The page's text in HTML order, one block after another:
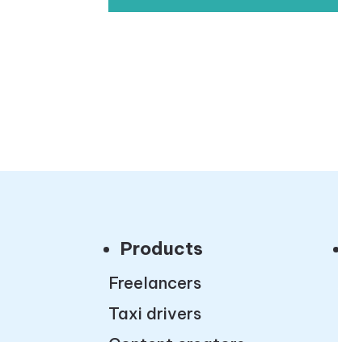
Products
Freelancers
Taxi drivers